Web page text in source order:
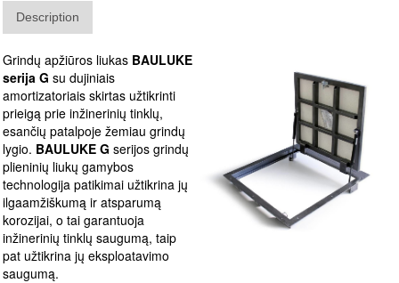
Description
Grindų apžiūros liukas BAULUKE
serija G su dujiniais
amortizatoriais skirtas užtikrinti
prieigą prie inžinerinių tinklų,
esančių patalpoje žemiau grindų
lygio. BAULUKE G serijos grindų
plieninių liukų gamybos
technologija patikimai užtikrina jų
ilgaamžiškumą ir atsparumą
korozijai, o tai garantuoja
inžinerinių tinklų saugumą, taip
pat užtikrina jų eksploatavimo
saugumą.